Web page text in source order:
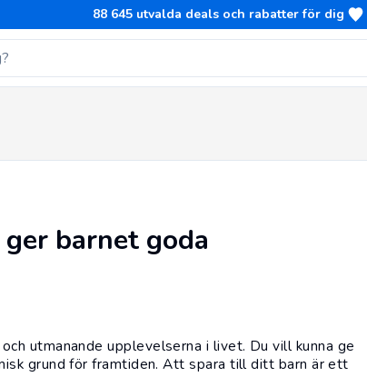
88 645 utvalda deals och rabatter för dig
barnet goda
utmanande upplevelserna i livet. Du vill kunna ge
grund för framtiden. Att spara till ditt barn är ett